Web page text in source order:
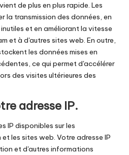
de plus en plus rapide. Les
la transmission des données, en
et en améliorant la vitesse
et à d'autres sites web. En outre,
les données mises en
ce qui permet d'accélérer
des visites ultérieures des
adresse IP.
IP disponibles sur les
les sites web. Votre adresse IP
et d'autres informations